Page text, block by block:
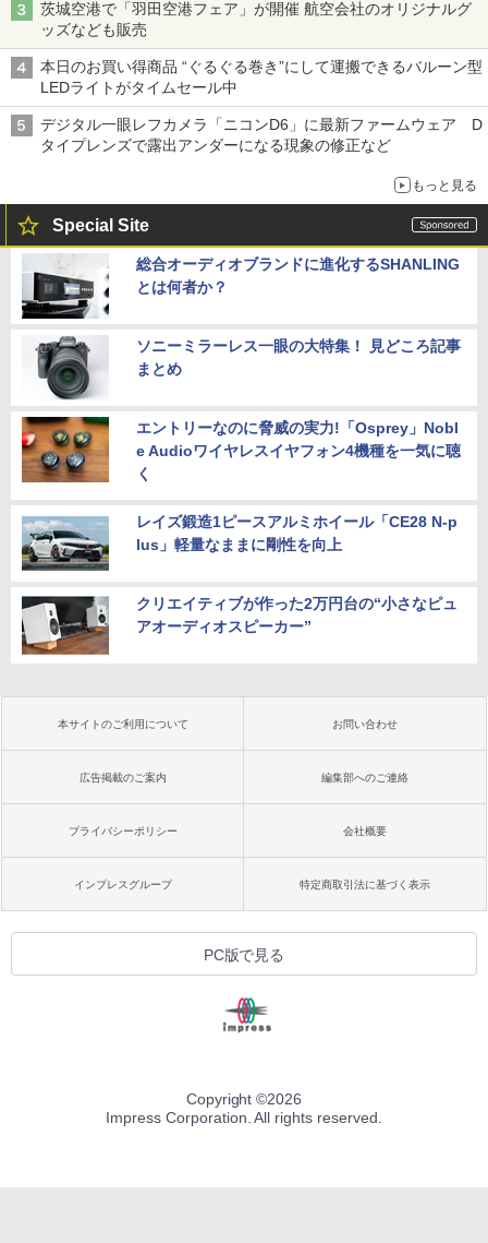
茨城空港で「羽田空港フェア」が開催 航空会社のオリジナルグ
ッズなども販売
本日のお買い得商品 “ぐるぐる巻き”にして運搬できるバルーン型
LEDライトがタイムセール中
デジタル一眼レフカメラ「ニコンD6」に最新ファームウェア D
タイプレンズで露出アンダーになる現象の修正など
もっと見る
Special Site
総合オーディオブランドに進化するSHANLING
とは何者か？
ソニーミラーレス一眼の大特集！ 見どころ記事
まとめ
エントリーなのに脅威の実力!「Osprey」Nobl
e Audioワイヤレスイヤフォン4機種を一気に聴
く
レイズ鍛造1ピースアルミホイール「CE28 N-p
lus」軽量なままに剛性を向上
クリエイティブが作った2万円台の“小さなピュ
アオーディオスピーカー”
本サイトのご利用について お問い合わせ
広告掲載のご案内 編集部へのご連絡
プライバシーポリシー 会社概要
インプレスグループ 特定商取引法に基づく表示
PC版で見る
Copyright ©2026
Impress Corporation. All rights reserved.